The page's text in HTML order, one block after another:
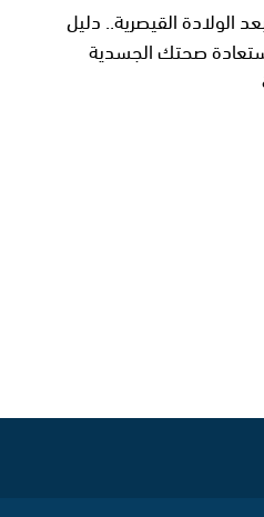
الولادة القيصرية.. دليل
صحتك الجسدية